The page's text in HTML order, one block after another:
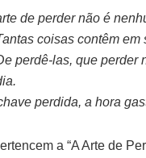
de perder não é
coisas contêm em
perdê-las, que perder
perdida, a hora
a “A Arte de